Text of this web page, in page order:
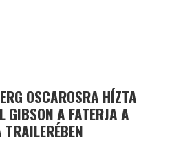
OSCAROSRA HÍZTA
GIBSON A FATERJA A